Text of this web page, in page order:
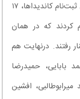
فدراسیون آغاز شد. در پایان مهلت قانونی ثبت‌نام کاندیداها، ۱۷
کردند که در همان
مدیریتی، ۷ نفر کنار رفتند. درنهایت هم
حمیدرضا
افشین